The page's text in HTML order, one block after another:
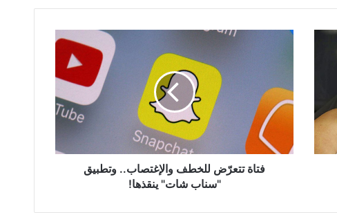
فتاة
وتطبيق
"سناب
فتاة تتعرّض للخطف والإغتصاب.. وتطبيق
"سناب شات" ينقذها!